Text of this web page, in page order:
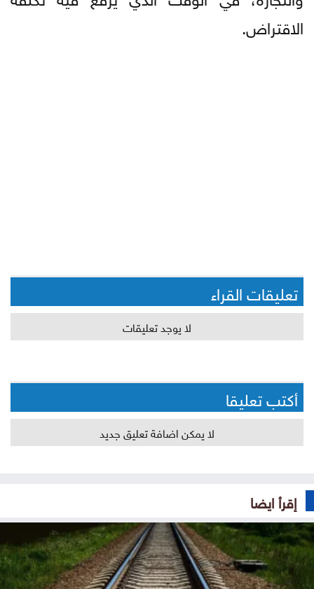
الاقتراض.
تعليقات القراء
لا يوجد تعليقات
أكتب تعليقا
لا يمكن اضافة تعليق جديد
إقرأ ايضا